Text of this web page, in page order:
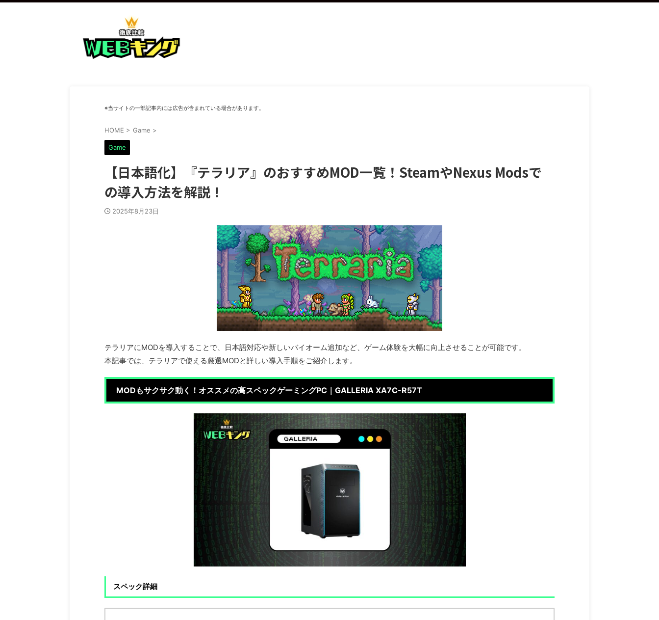
※当サイトの一部記事内には広告が含まれている場合があります。
HOME > Game >
Game
【日本語化】『テラリア』のおすすめMOD一覧！SteamやNexus Modsで
の導入方法を解説！
2025年8月23日
テラリアにMODを導入することで、日本語対応や新しいバイオーム追加など、ゲーム体験を大幅に向上させることが可能です。
本記事では、テラリアで使える厳選MODと詳しい導入手順をご紹介します。
MODもサクサク動く！オススメの高スペックゲーミングPC｜GALLERIA XA7C-R57T
スペック詳細